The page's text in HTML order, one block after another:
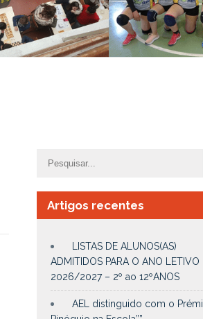
Artigos recentes
LISTAS DE ALUNOS(AS)
ADMITIDOS PARA O ANO LETIVO
2026/2027 – 2º ao 12ºANOS
AEL distinguido com o